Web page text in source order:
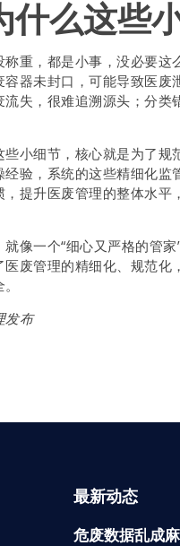
什么这些
重，都是小事，没必要
器未封口，可能导致医
失，很难追溯源头；分
小细节，核心就是为了
验，系统的这些精细化
提升医废管理的整体水
像一个“细心又严格的管
废管理的精细化、规范化
发布
最新动态
危废数据乱成